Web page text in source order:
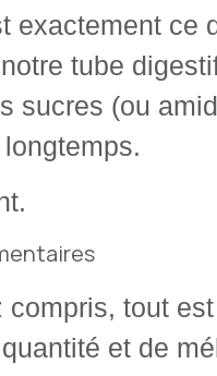
exactement ce
tube
sucres (ou
compris, tout
et de